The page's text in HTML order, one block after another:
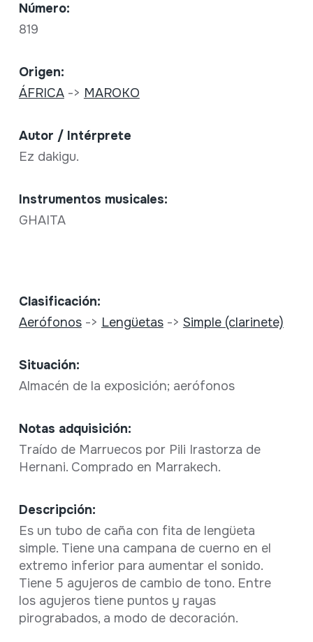
Número:
819
Origen:
ÁFRICA-> MAROKO
Autor / Intérprete
Ez dakigu.
Instrumentos musicales:
GHAITA
Clasificación:
Aerófonos-> Lengüetas-> Simple (clarinete)
Situación:
Almacén de la exposición; aerófonos
Notas adquisición:
Traído de Marruecos por Pili Irastorza de
Hernani. Comprado en Marrakech.
Descripción:
Es un tubo de caña con fita de lengüeta
simple. Tiene una campana de cuerno en el
extremo inferior para aumentar el sonido.
Tiene 5 agujeros de cambio de tono. Entre
los agujeros tiene puntos y rayas
pirograbados, a modo de decoración.